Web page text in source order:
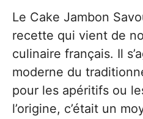
Le Cake Jambon
recette qui vient de
culinaire français. Il
moderne du
pour les apéritifs ou
l’origine, c’était un